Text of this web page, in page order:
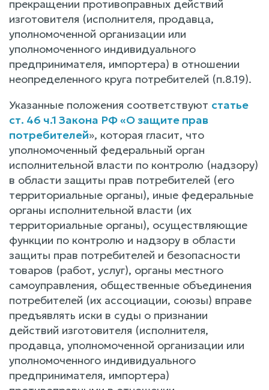
прекращении противоправных действий
изготовителя (исполнителя, продавца,
уполномоченной организации или
уполномоченного индивидуального
предпринимателя, импортера) в отношении
неопределенного круга потребителей (п.8.19).
Указанные положения соответствуют статье
ст. 46 ч.1 Закона РФ «О защите прав
потребителей», которая гласит, что
уполномоченный федеральный орган
исполнительной власти по контролю (надзору)
в области защиты прав потребителей (его
территориальные органы), иные федеральные
органы исполнительной власти (их
территориальные органы), осуществляющие
функции по контролю и надзору в области
защиты прав потребителей и безопасности
товаров (работ, услуг), органы местного
самоуправления, общественные объединения
потребителей (их ассоциации, союзы) вправе
предъявлять иски в суды о признании
действий изготовителя (исполнителя,
продавца, уполномоченной организации или
уполномоченного индивидуального
предпринимателя, импортера)